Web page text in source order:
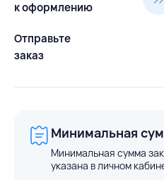
к оформлению
Отправьте
заказ
Минимальная
Минимальная сумма
указана в личном